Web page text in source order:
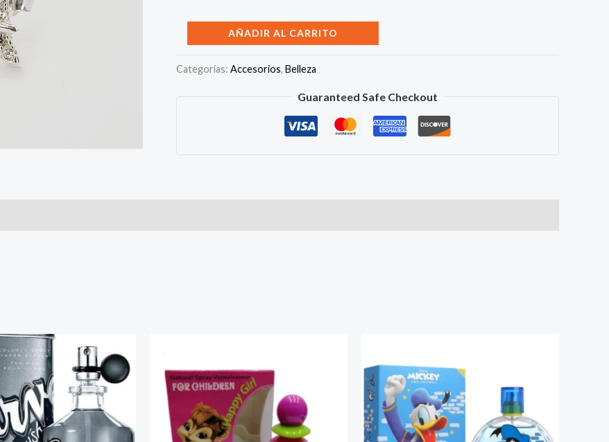
Eiffel
AÑADIR AL CARRITO
Categorías: Accesorios, Belleza
Guaranteed Safe Checkout